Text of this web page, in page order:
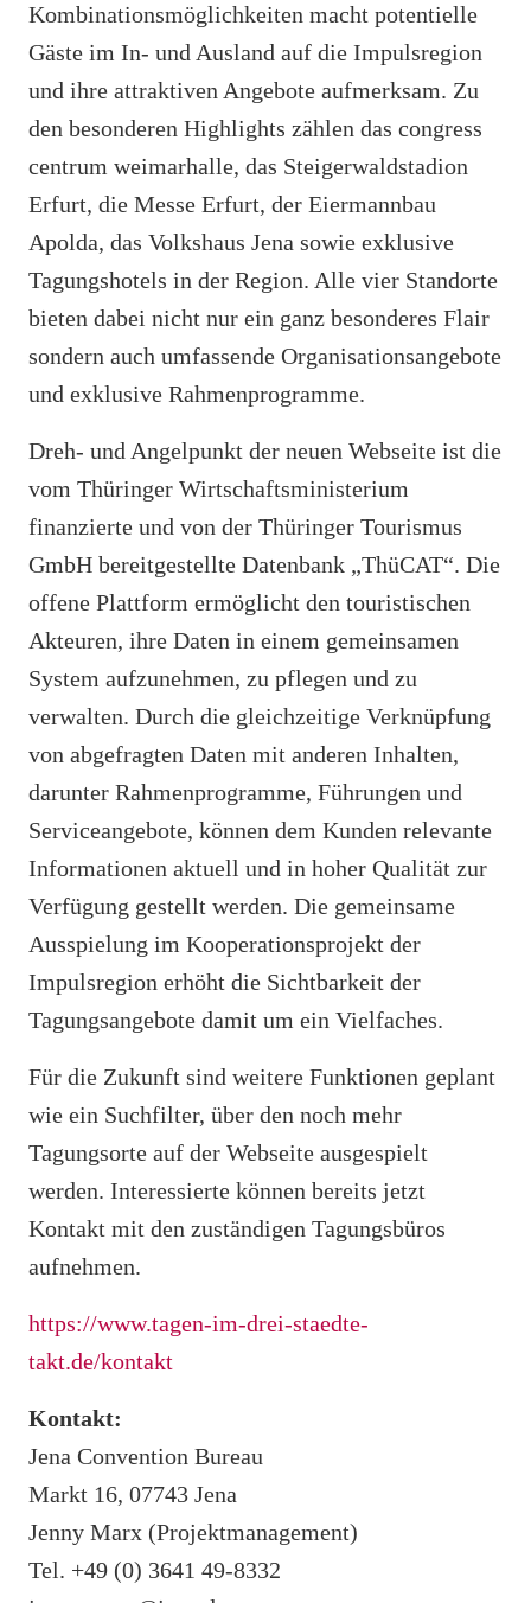
Kombinationsmöglichkeiten macht potentielle
Gäste im In- und Ausland auf die Impulsregion
und ihre attraktiven Angebote aufmerksam. Zu
den besonderen Highlights zählen das congress
centrum weimarhalle, das Steigerwald­stadion
Erfurt, die Messe Erfurt, der Eiermannbau
Apolda, das Volkshaus Jena sowie exklusive
Tagungshotels in der Region. Alle vier Standorte
bieten dabei nicht nur ein ganz besonderes Flair
sondern auch umfassende Organisationsangebote
und exklusive Rahmenprogramme.
Dreh- und Angelpunkt der neuen Webseite ist die
vom Thüringer Wirtschaftsministerium
finanzierte und von der Thüringer Tourismus
GmbH bereitgestellte Datenbank „ThüCAT“. Die
offene Plattform ermöglicht den touristischen
Akteuren, ihre Daten in einem gemeinsamen
System aufzunehmen, zu pflegen und zu
verwalten. Durch die gleichzeitige Verknüpfung
von abgefragten Daten mit anderen Inhalten,
darunter Rahmenprogramme, Führungen und
Serviceangebote, können dem Kunden relevante
Informationen aktuell und in hoher Qualität zur
Verfügung gestellt werden. Die gemeinsame
Ausspielung im Kooperationsprojekt der
Impulsregion erhöht die Sichtbarkeit der
Tagungsangebote damit um ein Vielfaches.
Für die Zukunft sind weitere Funktionen geplant
wie ein Suchfilter, über den noch mehr
Tagungsorte auf der Webseite ausgespielt
werden. Interessierte können bereits jetzt
Kontakt mit den zuständigen Tagungsbüros
aufnehmen.
https://www.tagen-im-drei-staedte-
takt.de/kontakt
Kontakt:
Jena Convention Bureau
Markt 16, 07743 Jena
Jenny Marx (Projektmanagement)
Tel. +49 (0) 3641 49-8332